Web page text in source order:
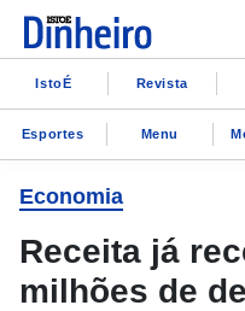
IstoÉ Revista
Esportes Menu
Economia
Receita já
milhões de